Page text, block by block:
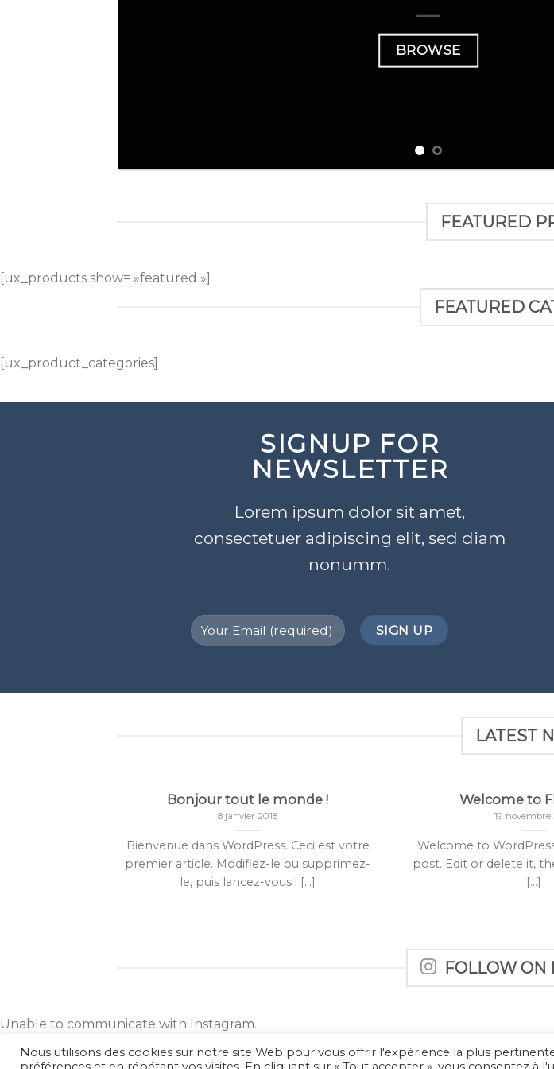
BROWSE
FEATURED
[ux_products show= »featured »]
FEATURED
[ux_product_categories]
SIGNUP FOR
NEWSLETTER
Lorem ipsum dolor sit amet,
consectetuer adipiscing elit, sed diam
nonumm.
LATEST
Bonjour tout le monde !
8 janvier 2018
Bienvenue dans WordPress. Ceci est votre
premier article. Modifiez-le ou supprimez-
le, puis lancez-vous ! [...]
Welcome to
19 novembre
Welcome to
post. Edit or delete it,
[...]
FOLLOW ON
Unable to communicate with Instagram.
MENTIONS
Nous utilisons des cookies sur notre site Web pour vous offrir l'expérience la plus